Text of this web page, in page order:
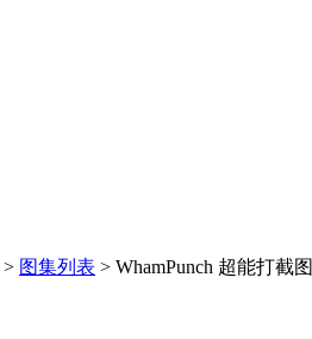
> 图集列表 > WhamPunch 超能打截图